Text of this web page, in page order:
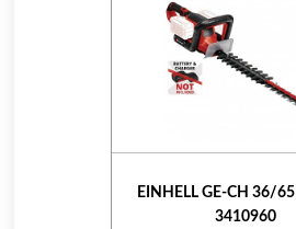
EINHELL GE-CH 36/
3410960